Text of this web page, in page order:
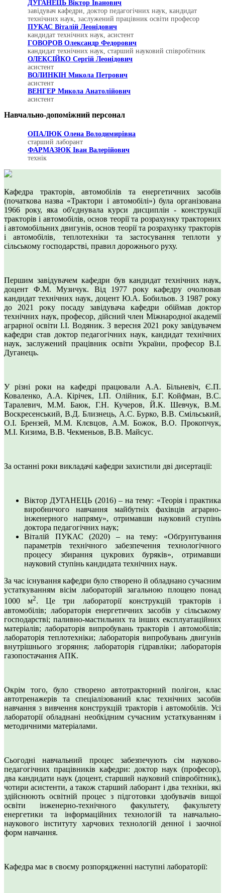
ДУГАНЕЦЬ Віктор Іванович
завідувач кафедри, доктор педагогічних наук, кандидат
технічних наук, заслужений працівник освіти професор
ПУКАС Віталій Леонідович
кандидат технічних наук, асистент
ГОВОРОВ Олександр Федорович
кандидат технічних наук, старший науковий співробітник
ОЛЕКСІЙКО Сергій Леонідович
асистент
ВОЛИНКІН Микола Петрович
асистент
ВЕНГЕР Микола Анатолійович
асистент
Навчально-допоміжний персонал
ОПАЛЮК Олена Володимирівна
старший лаборант
ФАРМАЗЮК Іван Валерійович
технік
Кафедра тракторів, автомобілів та енергетичних засобів
(початкова назва «Трактори і автомобілі») була організована
1966 року, яка об'єднувала курси дисциплін - конструкції
тракторів і автомобілів, основ теорії та розрахунку тракторних
і автомобільних двигунів, основ теорії та розрахунку тракторів
і автомобілів, теплотехніки та застосування теплоти у
сільському господарстві, правил дорожнього руху.
Першим завідувачем кафедри був кандидат технічних наук,
доцент Ф.М.
Музичук. Від 1977 року кафедру очолював
кандидат технічних наук, доцент Ю.А. Бобильов. З 1987 року
до 2021 року посаду завідувача кафедри обіймав доктор
технічних наук, професор, дійсний член Міжнародної академії
аграрної освіти І.І. Водяник. З вересня 2021 року завідувачем
кафедри став доктор педагогічних наук, кандидат технічних
наук, заслужений працівник освіти України, професор В.І.
Дуганець.
У різні роки на кафедрі працювали А.А. Більневіч, Є.П.
Коваленко, А.А. Кірічек, І.П. Олійник, Б.Г. Койфман, В.С.
Таралевич, М.М. Баюк, Г.Н.
Кучеров, Й.К.
Шевчук, В.М.
Воскресенський, В.Д. Близнець, А.С. Бурко, В.В. Смільський,
О.І. Брензей, М.М. Клєвцов, А.М. Божок, В.О. Прокопчук,
М.І. Кизима, В.В. Чекменьов, В.В. Майсус.
За останні роки викладачі кафедри захистили дві дисертації:
Віктор ДУГАНЕЦЬ (2016) – на тему: «Теорія і практика
виробничого навчання майбутніх фахівців аграрно-
інженерного напряму», отримавши науковий ступінь
доктора педагогічних наук;
Віталій ПУКАС (2020) – на тему: «Обґрунтування
параметрів технічного забезпечення технологічного
процесу збирання цукрових буряків», отримавши
науковий ступінь кандидата технічних наук.
За час існування кафедри було створено й обладнано сучасним
устаткуванням вісім лабораторій загальною площею понад
1000 м2. Це три лабораторії конструкцій тракторів і
автомобілів; лабораторія енергетичних засобів у сільському
господарстві; паливно-мастильних та інших експлуатаційних
матеріалів; лабораторія випробувань тракторів і автомобілів;
лабораторія теплотехніки; лабораторія випробувань двигунів
внутрішнього згоряння; лабораторія гідравліки; лабораторія
газопостачання АПК.
Окрім того, було створено автотракторний полігон, клас
автотренажерів та спеціалізований клас технічних засобів
навчання з вивчення конструкцій тракторів і автомобілів. Усі
лабораторії обладнані необхідним сучасним устаткуванням і
методичними матеріалами.
Сьогодні навчальний процес забезпечують сім науково-
педагогічних працівників кафедри: доктор наук (професор),
два кандидати наук (доцент, старший науковий співробітник),
чотири асистенти, а також старший лаборант і два техніки, які
здійснюють освітній процес з підготовки здобувачів вищої
освіти інженерно-технічного факультету, факультету
енергетики та інформаційних технологій та навчально-
наукового інституту харчових технологій денної і заочної
форм навчання.
Кафедра має в своєму розпорядженні наступні лабораторії: